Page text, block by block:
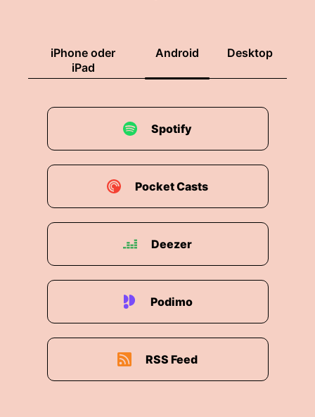
iPhone oder
iPad
Android Desktop
Spotify
Pocket Casts
Deezer
Podimo
RSS Feed